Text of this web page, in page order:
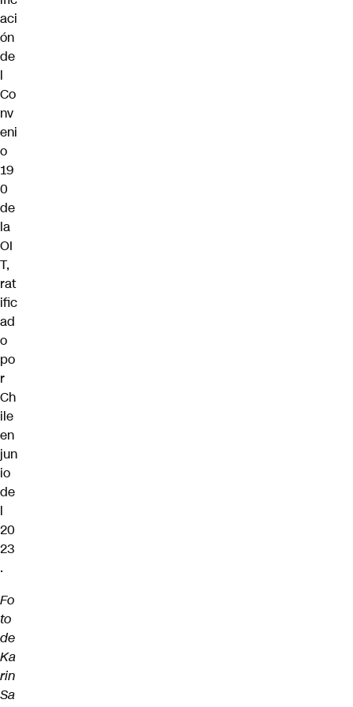
aci
ón
de
l
Co
nv
eni
o
19
0
de
la
OI
T,
rat
ific
ad
o
po
r
Ch
ile
en
jun
io
de
l
20
23
.
Fo
to
de
Ka
rin
Sa